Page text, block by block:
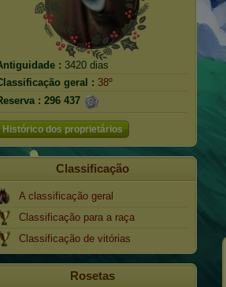
: 3420 dias
geral : 38º
: 296 437
Histórico dos proprietários
Classificação
A classificação geral
Classificação para a raça
Classificação de vitórias
Rosetas